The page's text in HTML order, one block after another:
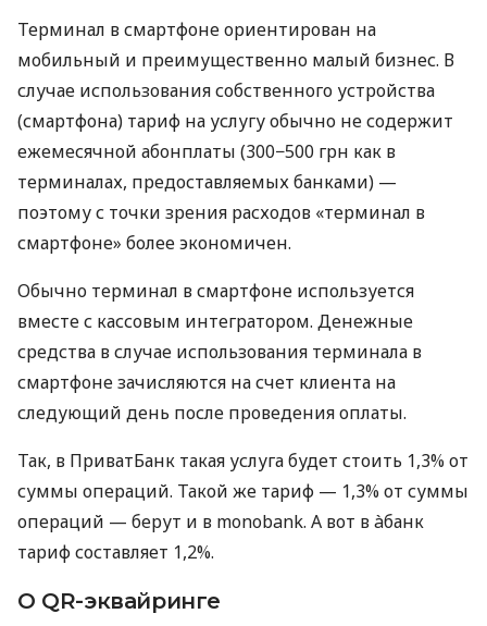
Терминал в смартфоне ориентирован на
мобильный и преимущественно малый бизнес. В
случае использования собственного устройства
(смартфона) тариф на услугу обычно не содержит
ежемесячной абонплаты (300−500 грн как в
терминалах, предоставляемых банками) —
поэтому с точки зрения расходов «терминал в
смартфоне» более экономичен.
Обычно терминал в смартфоне используется
вместе с кассовым интегратором. Денежные
средства в случае использования терминала в
смартфоне зачисляются на счет клиента на
следующий день после проведения оплаты.
Так, в ПриватБанк такая услуга будет стоить 1,3% от
суммы операций. Такой же тариф — 1,3% от суммы
операций — берут и в monobank. А вот в àбанк
тариф составляет 1,2%.
О QR-эквайринге